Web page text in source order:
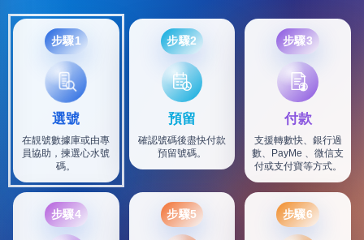
步驟1
選號
在靚號數據庫或由專
員協助，揀選心水號
碼。
步驟2
預留
確認號碼後盡快付款
預留號碼。
步驟3
付款
支援轉數快、銀行過
數、PayMe 、微信支
付或支付寶等方式。
步驟4 步驟5 步驟6